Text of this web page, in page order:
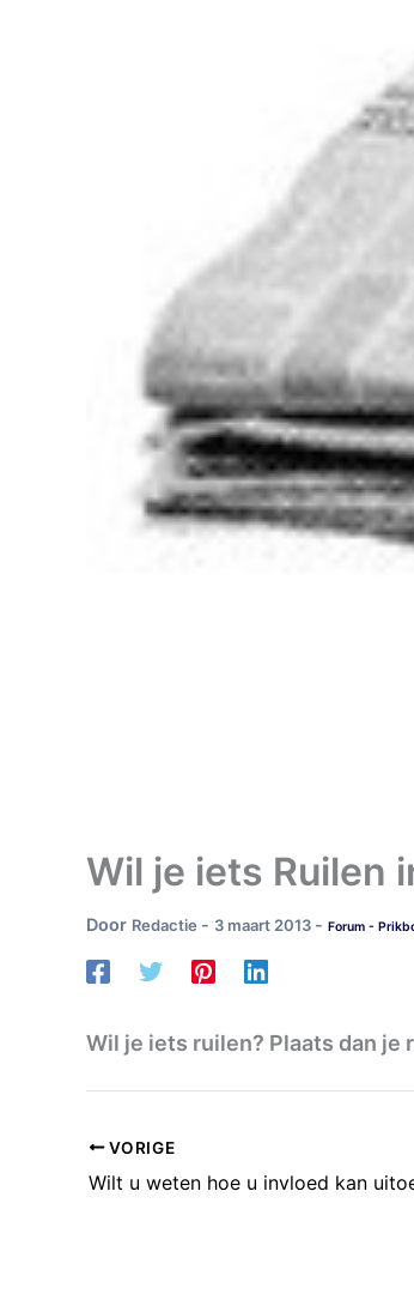
Wil je iets Ruilen
Door Redactie - 3 maart 2013 - Forum -
Wil je iets ruilen? Plaats dan je
VORIGE